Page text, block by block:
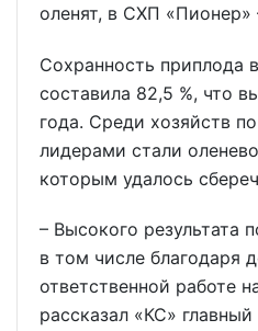
оленят, в СХП «Пионер»
Сохранность приплода
составила 82,5 %, что
года. Среди хозяйств
лидерами стали
которым удалось
– Высокого результата
в том числе благодаря
ответственной работе
рассказал «КС»